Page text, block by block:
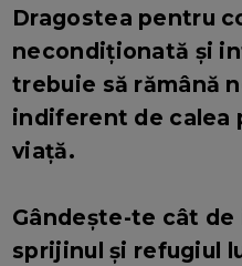
Dragostea pentru
necondiționată și
trebuie să rămână
indiferent de calea
viață.
Gândește-te cât
sprijinul și refugiul